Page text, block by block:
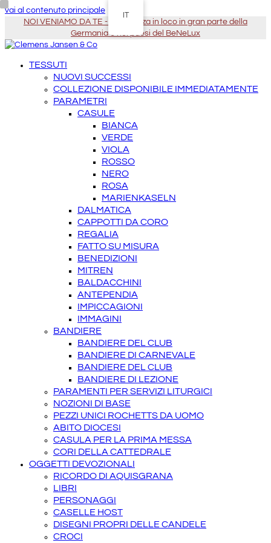
vai al contenuto principale
NOI VENIAMO DA TE - Assistenza in loco in gran parte della
Germania e nei paesi del BeNeLux
TESSUTI
NUOVI SUCCESSI
COLLEZIONE DISPONIBILE IMMEDIATAMENTE
PARAMETRI
CASULE
BIANCA
VERDE
VIOLA
ROSSO
NERO
ROSA
MARIENKASELN
DALMATICA
CAPPOTTI DA CORO
REGALIA
FATTO SU MISURA
BENEDIZIONI
MITREN
BALDACCHINI
ANTEPENDIA
IMPICCAGIONI
IMMAGINI
BANDIERE
BANDIERE DEL CLUB
BANDIERE DI CARNEVALE
BANDIERE DEL CLUB
BANDIERE DI LEZIONE
PARAMENTI PER SERVIZI LITURGICI
NOZIONI DI BASE
PEZZI UNICI ROCHETTS DA UOMO
ABITO DIOCESI
CASULA PER LA PRIMA MESSA
CORI DELLA CATTEDRALE
OGGETTI DEVOZIONALI
RICORDO DI AQUISGRANA
LIBRI
PERSONAGGI
CASELLE HOST
DISEGNI PROPRI DELLE CANDELE
CROCI
IT